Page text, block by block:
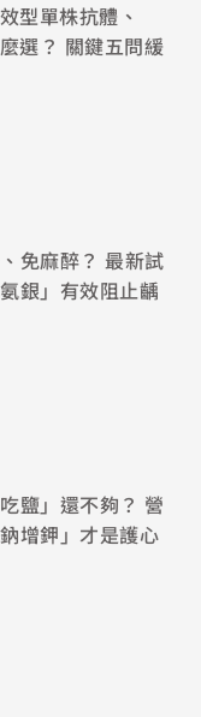
型單株抗體、
選？ 關鍵五問緩
免麻醉？ 最新試
銀」有效阻止齲
鹽」還不夠？ 營
增鉀」才是護心